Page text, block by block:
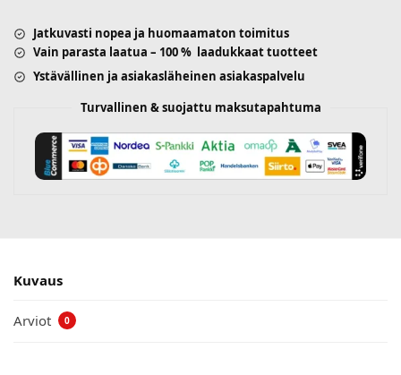
Jatkuvasti nopea ja huomaamaton toimitus
Vain parasta laatua – 100 % laadukkaat tuotteet
Ystävällinen ja asiakasläheinen asiakaspalvelu
Turvallinen & suojattu maksutapahtuma
Kuvaus
Arviot 0